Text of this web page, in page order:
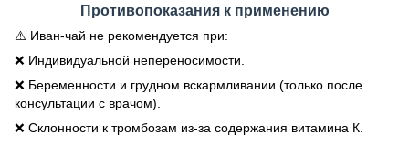
Противопоказания к применению
⚠️ Иван-чай не рекомендуется при:
❌ Индивидуальной непереносимости.
❌ Беременности и грудном вскармливании (только после
консультации с врачом).
❌ Склонности к тромбозам из-за содержания витамина К.